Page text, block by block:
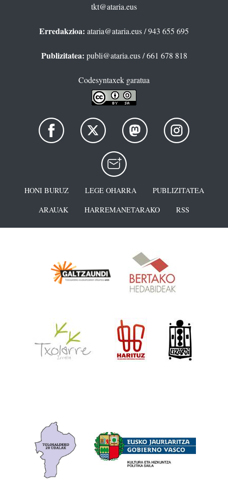
tkt@ataria.eus
Erredakzioa: ataria@ataria.eus/ 943 655 695
Publizitatea: publi@ataria.eus/ 661 678 818
Codesyntaxek garatua
HONI BURUZ LEGE OHARRA
PUBLIZITATEA
ARAUAK
HARREMANETARAKO RSS